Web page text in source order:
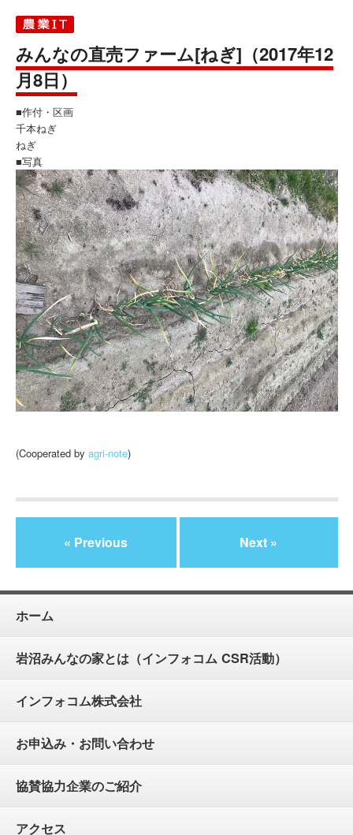
みんなの直売ファーム[ねぎ]（2017年12
月8日）
■作付・区画
千本ねぎ
ねぎ
■写真
(Cooperated by agri-note)
« Previous Next »
ホーム
岩沼みんなの家とは（インフォコム CSR活動）
インフォコム株式会社
お申込み・お問い合わせ
協賛協力企業のご紹介
アクセス